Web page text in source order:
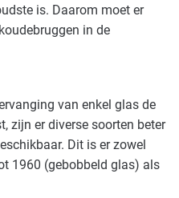
is. Daarom moet er
in de
van enkel glas de
zijn er diverse soorten beter
Dit is er zowel
1960 (gebobbeld glas) als